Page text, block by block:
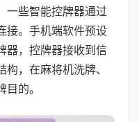
一些智能控牌器通过
接。手机端软件预设
器，控牌器接收到信
，在麻将机洗牌、
的。